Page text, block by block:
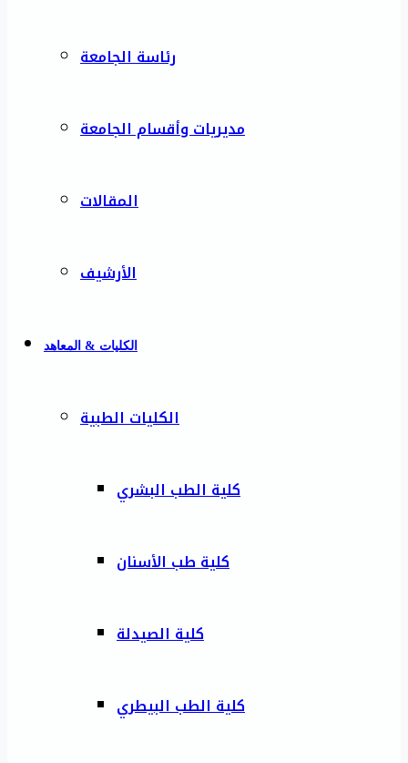
رئاسة الجامعة
مديريات وأقسام الجامعة
المقالات
الأرشيف
الكليات & المعاهد
الكليات الطبية
كلية الطب البشري
كلية طب الأسنان
كلية الصيدلة
كلية الطب البيطري